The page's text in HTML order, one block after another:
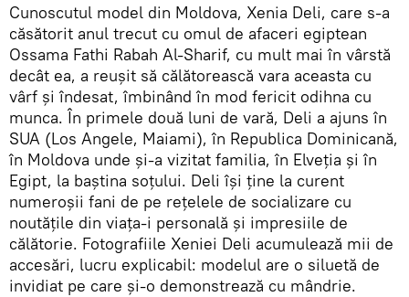
Cunoscutul model din Moldova, Xenia Deli, care s-a
căsătorit anul trecut cu omul de afaceri egiptean
Ossama Fathi Rabah Al-Sharif, cu mult mai în vârstă
decât ea, a reușit să călătorească vara aceasta cu
vârf și îndesat, îmbinând în mod fericit odihna cu
munca. În primele două luni de vară, Deli a ajuns în
SUA (Los Angele, Maiami), în Republica Dominicană,
în Moldova unde și-a vizitat familia, în Elveția și în
Egipt, la baștina soțului. Deli își ține la curent
numeroșii fani de pe rețelele de socializare cu
noutățile din viața-i personală și impresiile de
călătorie. Fotografiile Xeniei Deli acumulează mii de
accesări, lucru explicabil: modelul are o siluetă de
invidiat pe care și-o demonstrează cu mândrie.